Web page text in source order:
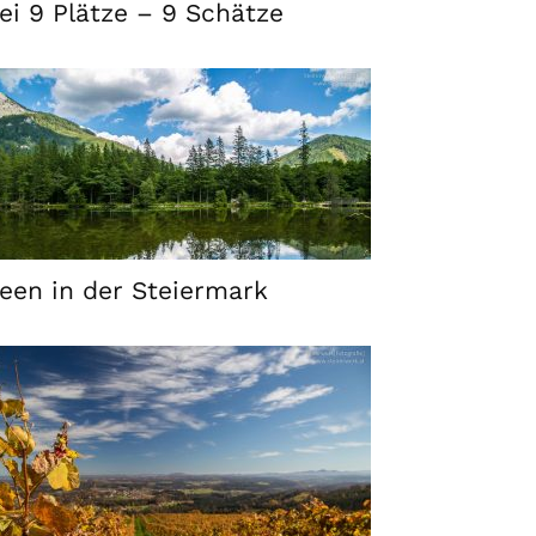
9 Plätze – 9 Schätze
in der Steiermark